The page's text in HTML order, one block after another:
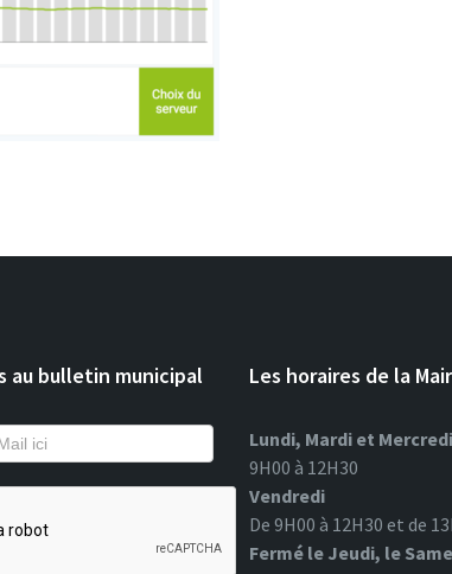
au bulletin municipal Les horaires de la
Lundi, Mardi et Mercredi
9H00 à 12H30
Vendredi
De 9H00 à 12H30 et de
Fermé le Jeudi, le